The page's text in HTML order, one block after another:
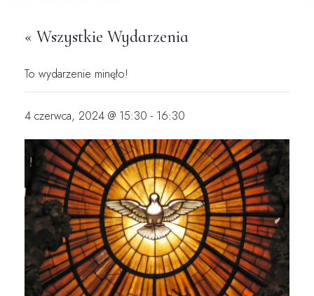
« Wszystkie Wydarzenia
To wydarzenie minęło!
4 czerwca, 2024 @ 15:30 - 16:30